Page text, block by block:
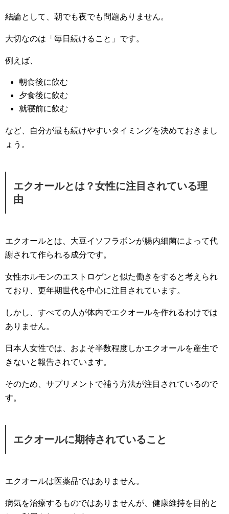
結論として、朝でも夜でも問題ありません。
大切なのは「毎日続けること」です。
例えば、
朝食後に飲む
夕食後に飲む
就寝前に飲む
など、自分が最も続けやすいタイミングを決めておきまし
ょう。
エクオールとは？女性に注目されている理
由
エクオールとは、大豆イソフラボンが腸内細菌によって代
謝されて作られる成分です。
女性ホルモンのエストロゲンと似た働きをすると考えられ
ており、更年期世代を中心に注目されています。
しかし、すべての人が体内でエクオールを作れるわけでは
ありません。
日本人女性では、およそ半数程度しかエクオールを産生で
きないと報告されています。
そのため、サプリメントで補う方法が注目されているので
す。
エクオールに期待されていること
エクオールは医薬品ではありません。
病気を治療するものではありませんが、健康維持を目的と